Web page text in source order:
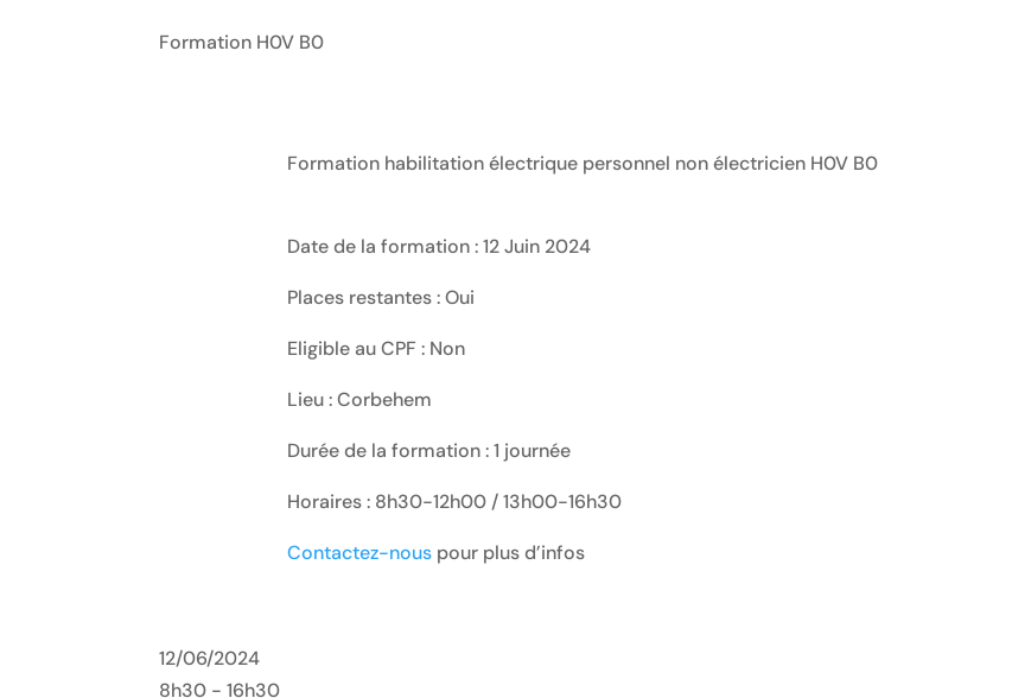
Formation H0V B0
Formation habilitation électrique personnel non électricien H0V B0
Date de la formation : 12 Juin 2024
Places restantes : Oui
Eligible au CPF : Non
Lieu : Corbehem
Durée de la formation : 1 journée
Horaires : 8h30-12h00 / 13h00-16h30
Contactez-nouspour plus d’infos
12/06/2024
8h30 - 16h30